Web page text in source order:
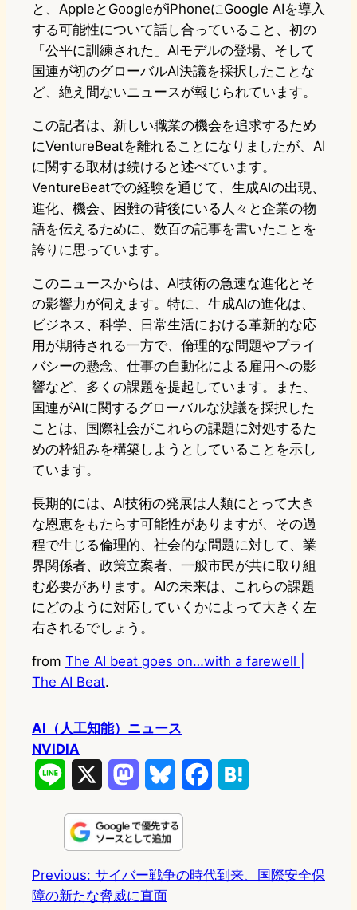
と、AppleとGoogleがiPhoneにGoogle AIを導入
する可能性について話し合っていること、初の
「公平に訓練された」AIモデルの登場、そして
国連が初のグローバルAI決議を採択したことな
ど、絶え間ないニュースが報じられています。
この記者は、新しい職業の機会を追求するため
にVentureBeatを離れることになりましたが、AI
に関する取材は続けると述べています。
VentureBeatでの経験を通じて、生成AIの出現、
進化、機会、困難の背後にいる人々と企業の物
語を伝えるために、数百の記事を書いたことを
誇りに思っています。
このニュースからは、AI技術の急速な進化とそ
の影響力が伺えます。特に、生成AIの進化は、
ビジネス、科学、日常生活における革新的な応
用が期待される一方で、倫理的な問題やプライ
バシーの懸念、仕事の自動化による雇用への影
響など、多くの課題を提起しています。また、
国連がAIに関するグローバルな決議を採択した
ことは、国際社会がこれらの課題に対処するた
めの枠組みを構築しようとしていることを示し
ています。
長期的には、AI技術の発展は人類にとって大き
な恩恵をもたらす可能性がありますが、その過
程で生じる倫理的、社会的な問題に対して、業
界関係者、政策立案者、一般市民が共に取り組
む必要があります。AIの未来は、これらの課題
にどのように対応していくかによって大きく左
右されるでしょう。
from The AI beat goes on…with a farewell |
The AI Beat.
AI（人工知能）ニュース
NVIDIA
n
s
o
u
e
Previous: サイバー戦争の時代到来、国際安全保
障の新たな脅威に直面